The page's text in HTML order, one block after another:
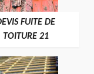
FUITE DE
TOITURE 21